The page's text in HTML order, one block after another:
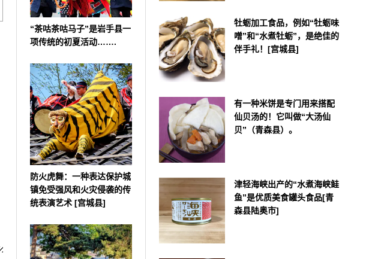
牡蛎加工食品，例如“牡蛎味
噌”和“水煮牡蛎”，是绝佳的
伴手礼！[宫城县]
有一种米饼是专门用来搭配
仙贝汤的！它叫做“大汤仙
贝”（青森县）。
津轻海峡出产的“水煮海峡鲑
鱼”是优质美食罐头食品[青
森县陆奥市]
“茶咕茶咕马子”是岩手县一
项传统的初夏活动…….
防火虎舞：一种表达保护城
镇免受强风和火灾侵袭的传
统表演艺术 [宫城县]